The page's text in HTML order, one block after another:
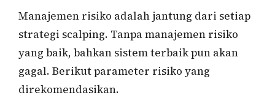
Manajemen risiko adalah jantung dari setiap
strategi scalping. Tanpa manajemen risiko
yang baik, bahkan sistem terbaik pun akan
gagal. Berikut parameter risiko yang
direkomendasikan.